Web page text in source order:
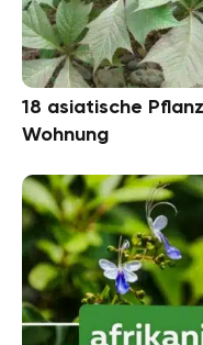
18 asiatische
Wohnung